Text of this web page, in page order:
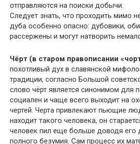
отправляются на поиски добычи.
Следует знать, что проходить мимо
дуба особенно опасно: дубовики,
рассержены и могут натворить
Чёрт (в старом правописании
похотливый дух в славянской
традиции, согласно Большой
слово чёрт является синонимом для
социален и чаще всего выходит на
чертей. Черта привлекают пьющие
находит такого человека, он
человек пил еще больше доводя его
полного безумия. Сам процесс их